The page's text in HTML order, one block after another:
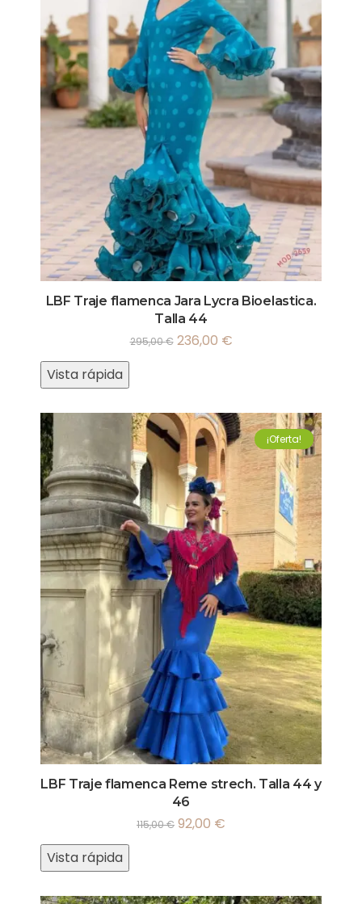
LBF Traje flamenca Jara Lycra Bioelastica.
Talla 44
295,00€ 236,00 €
Vista rápida
¡Oferta!
LBF Traje flamenca Reme strech. Talla 44 y
46
115,00€ 92,00 €
Vista rápida